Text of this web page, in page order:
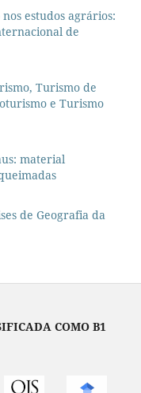
estudos agrários:
de
Turismo de
e Turismo
material
de Geografia da
COMO B1